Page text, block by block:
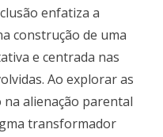
enfatiza a
construção de uma
e centrada nas
Ao explorar as
na alienação parental
transformador